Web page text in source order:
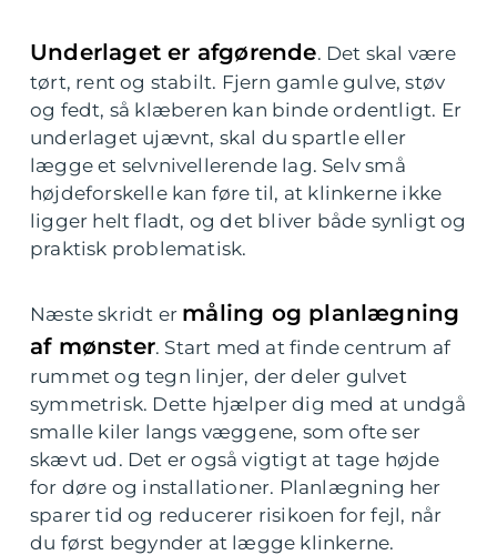
Underlaget er afgørende. Det skal være
tørt, rent og stabilt. Fjern gamle gulve, støv
og fedt, så klæberen kan binde ordentligt. Er
underlaget ujævnt, skal du spartle eller
lægge et selvnivellerende lag. Selv små
højdeforskelle kan føre til, at klinkerne ikke
ligger helt fladt, og det bliver både synligt og
praktisk problematisk.
Næste skridt er måling og planlægning
af mønster. Start med at finde centrum af
rummet og tegn linjer, der deler gulvet
symmetrisk. Dette hjælper dig med at undgå
smalle kiler langs væggene, som ofte ser
skævt ud. Det er også vigtigt at tage højde
for døre og installationer. Planlægning her
sparer tid og reducerer risikoen for fejl, når
du først begynder at lægge klinkerne.